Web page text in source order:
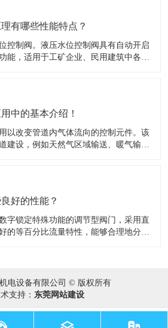
能源且不舒适；楼上楼下冷热不均，或
有哪些性能特点？
控制阀。液压水位控制阀具有自动开启
能，适用于工矿企业、民用建筑中各种
开，阀门即开启供水，当水位上升到控
中的基本介绍！
改变管道内气体流向的控制元件。该
建设，例如天然气区域输送、暖气输
干类别： （1）按照气体在管道的
好的性能？
字锁定特殊功能的调节型阀门，采用直
的等百分比流量特性，能够合理地分配
电设备有限公司 © 版权所有
支持： 东莞网站建设